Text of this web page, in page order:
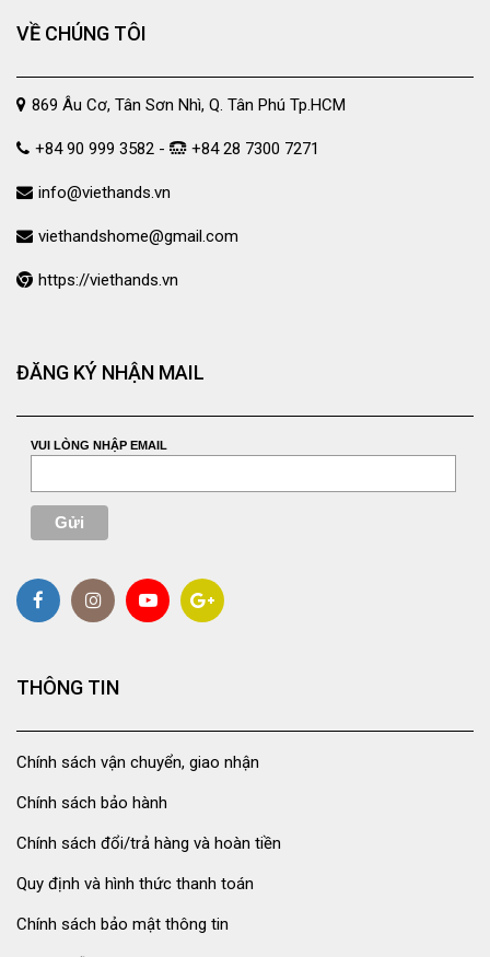
VỀ CHÚNG TÔI
869 Âu Cơ, Tân Sơn Nhì, Q. Tân Phú Tp.HCM
+84 90 999 3582 - +84 28 7300 7271
info@viethands.vn
viethandshome@gmail.com
https://viethands.vn
ĐĂNG KÝ NHẬN MAIL
VUI LÒNG NHẬP EMAIL
THÔNG TIN
Chính sách vận chuyển, giao nhận
Chính sách bảo hành
Chính sách đổi/trả hàng và hoàn tiền
Quy định và hình thức thanh toán
Chính sách bảo mật thông tin